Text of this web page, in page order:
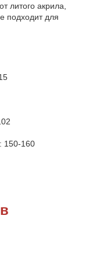
литого акрила,
подходит для
150-160